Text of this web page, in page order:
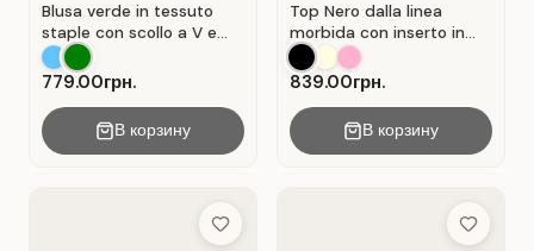
Blusa verde in tessuto
staple con scollo a V e
chiusura a portafoglio.
Verde .
779.00грн.
В корзину
Top Nero dalla linea
morbida con inserto in
pizzo traforato.
839.00грн.
В корзину
Add to Wish List Add to